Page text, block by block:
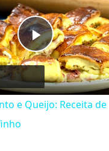
Play
e Queijo: Receita de